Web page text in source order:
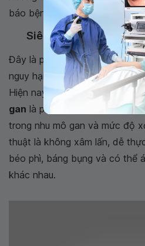
báo bệnh xơ gan.·
Siêu âm
Đây là phương pháp đơn giản,
nguy hại cho người bệnh và
Hiện nay phương pháp chẩn
gan là phương pháp tốt nhất
trong nhu mô gan và mức độ
thuật là không xâm lấn, dễ
béo phì, báng bụng và có thể
khác nhau.